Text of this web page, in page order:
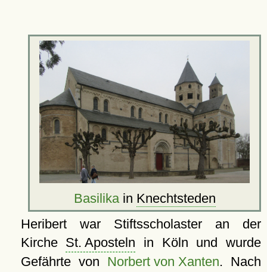
Basilikain Knechtsteden
Heribert war Stiftsscholaster an der
Kirche St. Aposteln in Köln und wurde
Gefährte von Norbert von Xanten. Nach